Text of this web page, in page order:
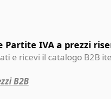
Partite IVA a prezzi
e ricevi il catalogo B2B
B2B